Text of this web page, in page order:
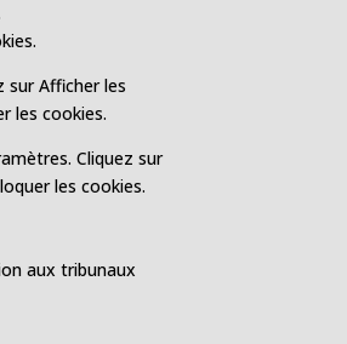
sur Afficher les
les cookies.
Cliquez sur
les cookies.
aux tribunaux